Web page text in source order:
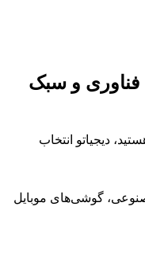
فناوری و سبک
دیجیاتو انتخاب
گوشی‌های موبایل